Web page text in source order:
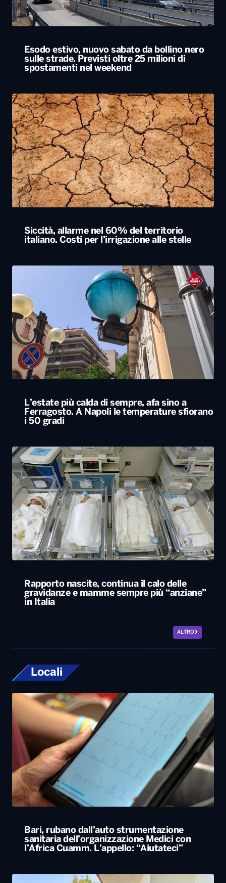
Esodo estivo, nuovo sabato da bollino nero
sulle strade. Previsti oltre 25 milioni di
spostamenti nel weekend
Siccità, allarme nel 60% del territorio
italiano. Costi per l’irrigazione alle stelle
L’estate più calda di sempre, afa sino a
Ferragosto. A Napoli le temperature sfiorano
i 50 gradi
Rapporto nascite, continua il calo delle
gravidanze e mamme sempre più “anziane”
in Italia
ALTRO
Locali
Bari, rubano dall’auto strumentazione
sanitaria dell’organizzazione Medici con
l’Africa Cuamm. L’appello: “Aiutateci”